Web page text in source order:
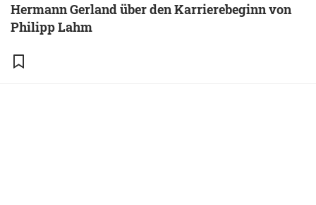
Hermann Gerland über den Karrierebeginn von
Philipp Lahm